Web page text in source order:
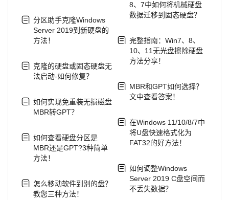
分区助手克隆Windows
Server 2019到新硬盘的
方法！
克隆的硬盘或固态硬盘无
法启动-如何修复？
如何实现免重装无损磁盘
MBR转GPT？
如何查看硬盘分区是
MBR还是GPT?3种简单
方法！
怎么移动软件到别的盘？
教您三种方法！
8、7中如何将机械硬盘
数据迁移到固态硬盘？
完整指南：Win7、8、
10、11无光盘擦除硬盘
方法分享！
MBR和GPT如何选择？
文中查看答案！
在Windows 11/10/8/7中
将U盘快速格式化为
FAT32的好方法！
如何调整Windows
Server 2019 C盘空间而
不丢失数据？